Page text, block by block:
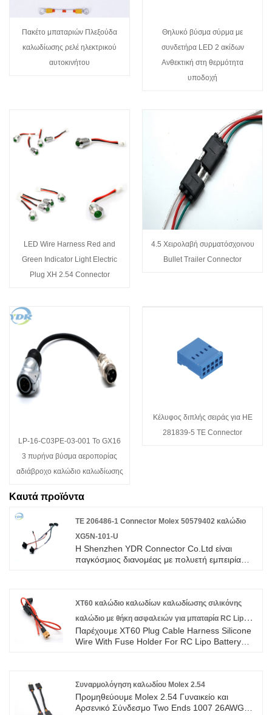
Πακέτο μπαταριών Πλεξούδα
καλωδίωσης ρελέ ηλεκτρικού
αυτοκινήτου
Θηλυκό βύσμα σύρμα με
συνδετήρα LED 2 ακίδων
Ανθεκτική στη θερμότητα
υποδοχή
LED Wire Harness Red and
Green Indicator Light Electric
Plug XH 2.54 Connector
4.5 Χειρολαβή συρματόσχοινου
Bullet Trailer Connector
LP-16-C03PE-03-001 To GX16
3 πυρήνα βύσμα αεροπορίας
αδιάβροχο καλώδιο καλωδίωσης
Κέλυφος διπλής σειράς για HE
281839-5 TE Connector
Καυτά προϊόντα
TE 206486-1 Connector Molex 50579402 καλώδιο
XG5N-101-U
Η Shenzhen YDR Connector Co.Ltd είναι
παγκόσμιος διανομέας με πολυετή εμπειρία
καλώς ήρθατε στην έρευνα.
XT60 καλώδιο καλωδίων καλωδίωσης σιλικόνης
καλώδιο με θήκη ασφαλειών για μπαταρία RC Lipo
προσαρμόσιμη
Παρέχουμε XT60 Plug Cable Harness Silicone
Wire With Fuse Holder For RC Lipo Battery
κατασκευή συνδετήρων πάνω από 10 χρόνια,
καλύπτοντας το μεγαλύτερο μέρος της αγοράς
της Ασίας, της Ευρώπης και της Αμερικής.
Συναρμολόγηση καλωδίου Molex 2.54
Προμηθεύουμε Molex 2.54 Γυναικείο και
Αρσενικό Σύνδεσμο Two Ends 1007 26AWG